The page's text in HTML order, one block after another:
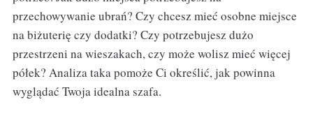
przechowywanie ubrań? Czy chcesz mieć osobne miejsce
na biżuterię czy dodatki? Czy potrzebujesz dużo
przestrzeni na wieszakach, czy może wolisz mieć więcej
półek? Analiza taka pomoże Ci określić, jak powinna
wyglądać Twoja idealna szafa.